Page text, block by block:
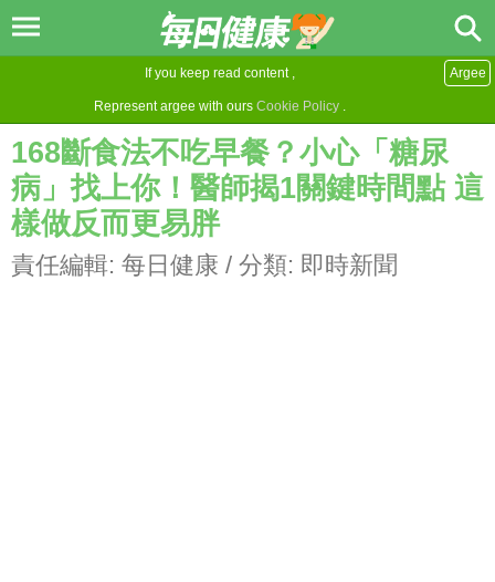
If you keep read content ,
Represent argee with ours Cookie Policy .
Argee
168斷食法不吃早餐？小心「糖尿
病」找上你！醫師揭1關鍵時間點 這
樣做反而更易胖
責任編輯: 每日健康 / 分類: 即時新聞